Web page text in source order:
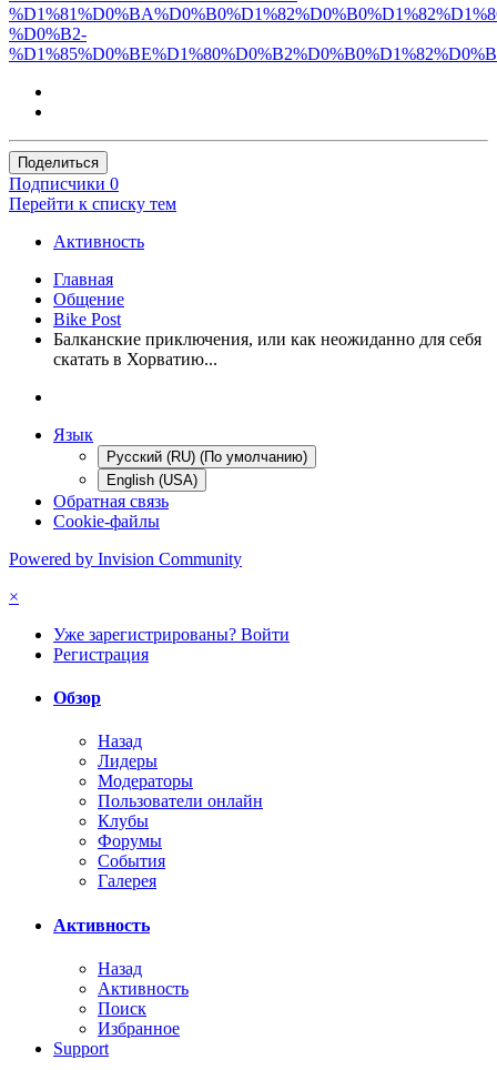
%D0%B2-
Поделиться
Подписчики 0
Перейти к списку тем
Активность
Главная
Общение
Bike Post
Балканские приключения, или как неожиданно для себя
скатать в Хорватию...
Язык
Русский (RU) (По умолчанию)
English (USA)
Обратная связь
Cookie-файлы
Powered by Invision Community
×
Уже зарегистрированы? Войти
Регистрация
Обзор
Назад
Лидеры
Модераторы
Пользователи онлайн
Клубы
Форумы
События
Галерея
Активность
Назад
Активность
Поиск
Избранное
Support